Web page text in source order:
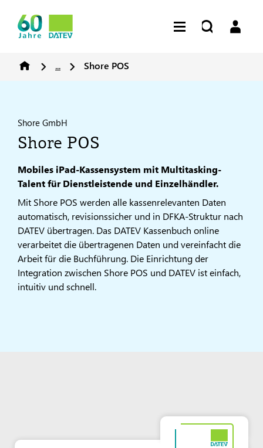
... Shore POS
Shore GmbH
Shore POS
Mobiles iPad-Kassensystem mit Multitasking-
Talent für Dienstleistende und Einzelhändler.
Mit Shore POS werden alle kassenrelevanten Daten
automatisch, revisionssicher und in DFKA-Struktur nach
DATEV übertragen. Das DATEV Kassenbuch online
verarbeitet die übertragenen Daten und vereinfacht die
Arbeit für die Buchführung. Die Einrichtung der
Integration zwischen Shore POS und DATEV ist einfach,
intuitiv und schnell.